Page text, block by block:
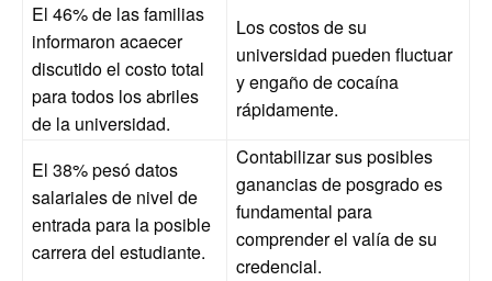
El 46% de las familias
informaron acaecer
discutido el costo total
para todos los abriles
de la universidad.
Los costos de su
universidad pueden fluctuar
y engaño de cocaína
rápidamente.
El 38% pesó datos
salariales de nivel de
entrada para la posible
carrera del estudiante.
Contabilizar sus posibles
ganancias de posgrado es
fundamental para
comprender el valía de su
credencial.